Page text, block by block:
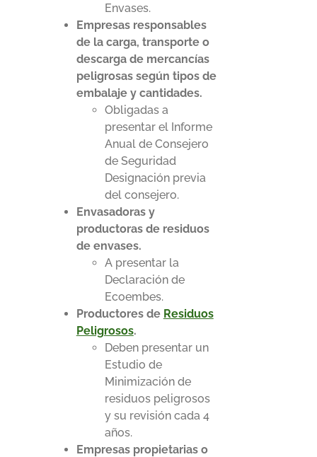
Envases.
Empresas responsables
de la carga, transporte o
descarga de mercancías
peligrosas según tipos de
embalaje y cantidades.
Obligadas a
presentar el Informe
Anual de Consejero
de Seguridad
Designación previa
del consejero.
Envasadoras y
productoras de residuos
de envases.
A presentar la
Declaración de
Ecoembes.
Productores de Residuos
Peligrosos.
Deben presentar un
Estudio de
Minimización de
residuos peligrosos
y su revisión cada 4
años.
Empresas propietarias o